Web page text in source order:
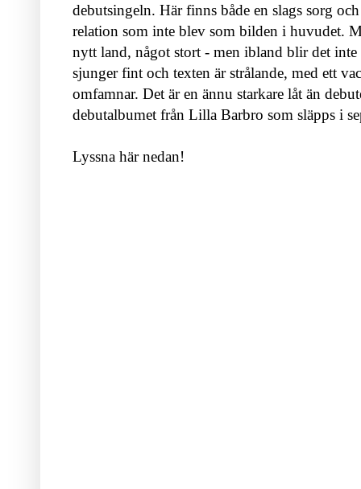
debutsingeln. Här finns både en slags sorg
relation som inte blev som bilden i huvudet.
nytt land, något stort - men ibland blir det
sjunger fint och texten är strålande, med ett
omfamnar. Det är en ännu starkare låt än
debutalbumet från Lilla Barbro som släpps i
Lyssna här nedan!